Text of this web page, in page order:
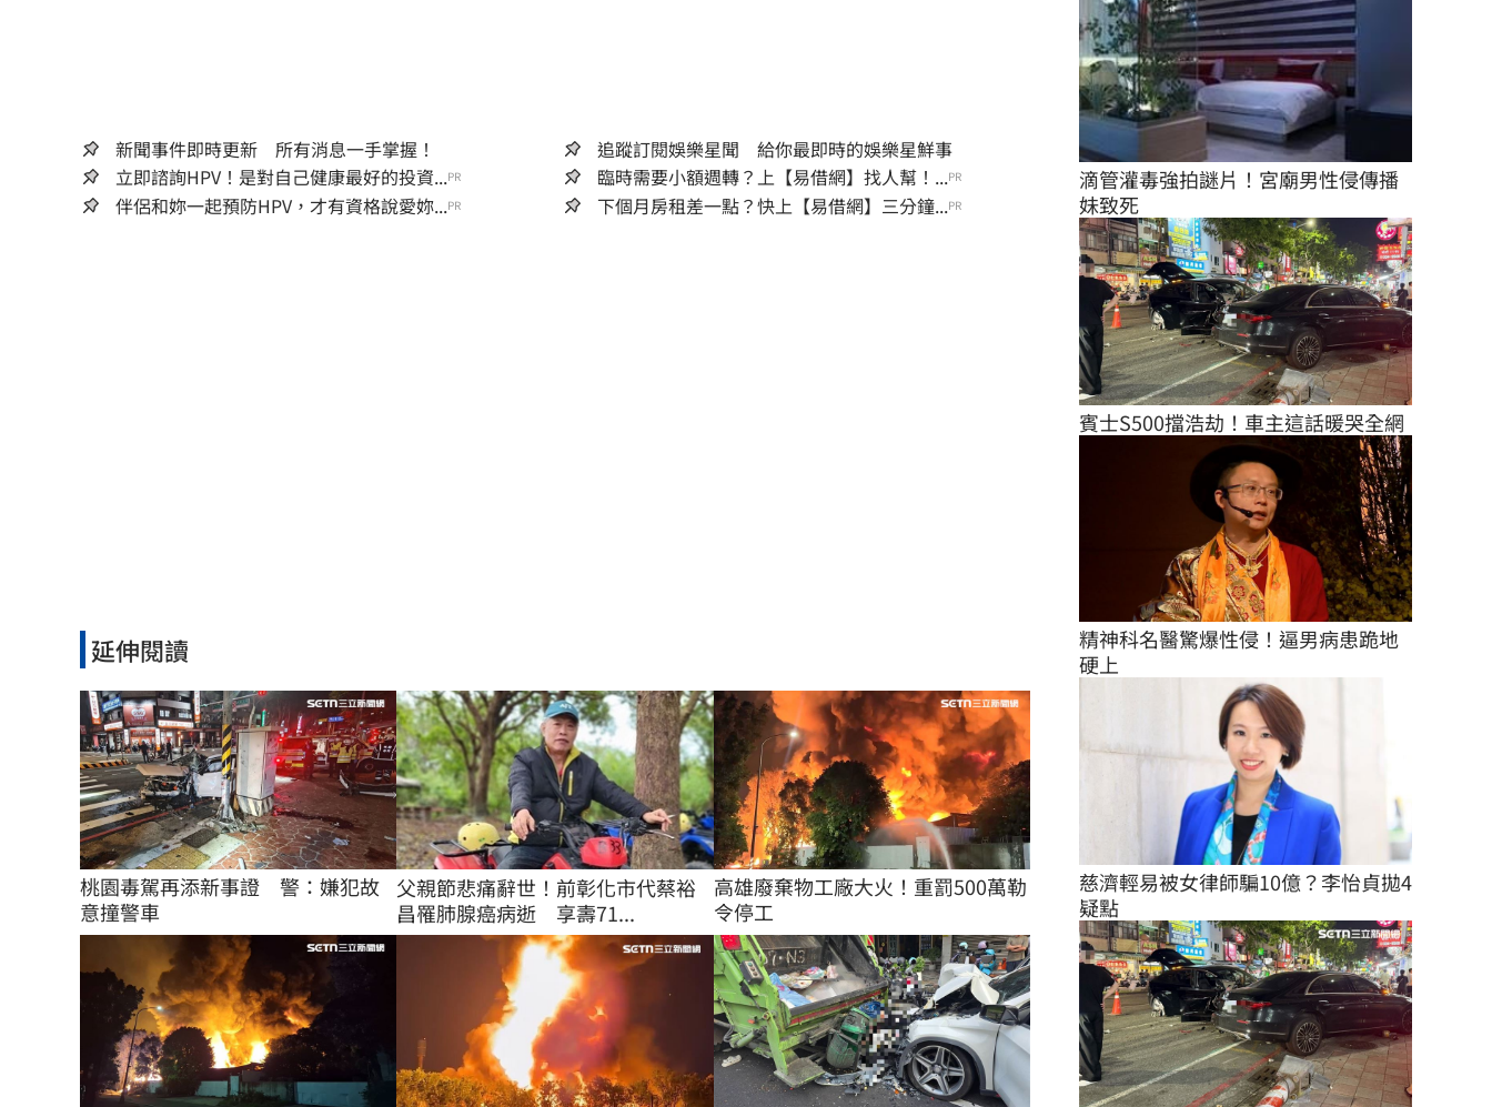
新聞事件即時更新 所有消息一手掌握！
追蹤訂閱娛樂星聞 給你最即時的娛樂星鮮事
立即諮詢HPV！是對自己健康最好的投資...PR 臨時需要小額週轉？上【易借網】找人幫！...PR
伴侶和妳一起預防HPV，才有資格說愛妳...PR 下個月房租差一點？快上【易借網】三分鐘...PR
延伸閱讀
桃園毒駕再添新事證　警：嫌犯故
意撞警車
父親節悲痛辭世！前彰化市代蔡裕
昌罹肺腺癌病逝 享壽71...
高雄廢棄物工廠大火！重罰500萬勒
令停工
滴管灌毒強拍謎片！宮廟男性侵傳播
妹致死
賓士S500擋浩劫！車主這話暖哭全網
精神科名醫驚爆性侵！逼男病患跪地
硬上
慈濟輕易被女律師騙10億？李怡貞拋4
疑點